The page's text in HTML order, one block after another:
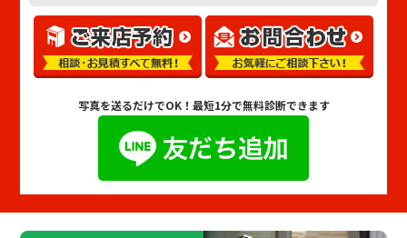
写真を送るだけでOK！ 最短1分で無料診断できます